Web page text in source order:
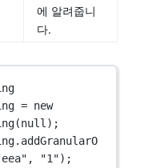
에 알려줍니
다.
= new
(null );
addGranularO
, "1");